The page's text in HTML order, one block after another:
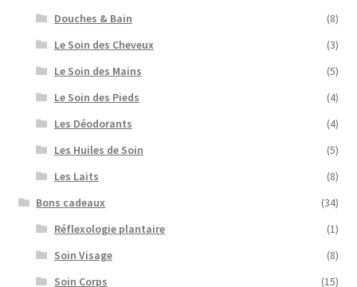
Douches & Bain
(8)
Le Soin des Cheveux
(3)
Le Soin des Mains
(5)
Le Soin des Pieds
(4)
Les Déodorants
(4)
Les Huiles de Soin
(5)
Les Laits
(8)
Bons cadeaux
(34)
Réflexologie plantaire
(1)
Soin Visage
(8)
Soin Corps
(15)